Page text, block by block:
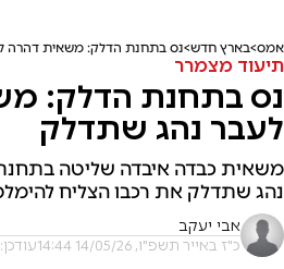
אמס בארץ חדש נס בתחנת הדלק: משאית דהרה
תיעוד מצמרר
נס בתחנת הדלק:
לעבר נהג שתדלק
משאית כבדה איבדה שליטה
נהג שתדלק את רכבו הצליח
אבי יעקב
כ"ז באייר תשפ"ו, 14/05/26 14:44 עודכן: 14:45